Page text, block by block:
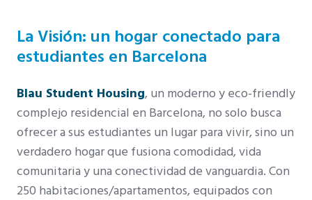
La Visión: un hogar conectado para
estudiantes en Barcelona
Blau Student Housing, un moderno y eco-friendly
complejo residencial en Barcelona, no solo busca
ofrecer a sus estudiantes un lugar para vivir, sino un
verdadero hogar que fusiona comodidad, vida
comunitaria y una conectividad de vanguardia. Con
250 habitaciones/apartamentos, equipados con